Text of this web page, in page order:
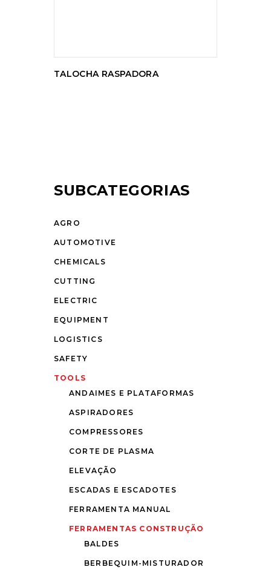
TALOCHA RASPADORA
SUBCATEGORIAS
AGRO
AUTOMOTIVE
CHEMICALS
CUTTING
ELECTRIC
EQUIPMENT
LOGISTICS
SAFETY
TOOLS
ANDAIMES E PLATAFORMAS
ASPIRADORES
COMPRESSORES
CORTE DE PLASMA
ELEVAÇÃO
ESCADAS E ESCADOTES
FERRAMENTA MANUAL
FERRAMENTAS CONSTRUÇÃO
BALDES
BERBEQUIM-MISTURADOR